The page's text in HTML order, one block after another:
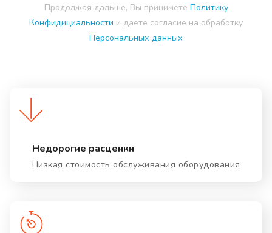
Продолжая дальше, Вы принимете Политику
Конфидициальности и даете согласие на обработку
Персональных данных
Недорогие расценки
Низкая стоимость обслуживания оборудования